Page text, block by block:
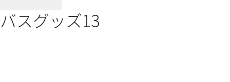
バスグッズ13